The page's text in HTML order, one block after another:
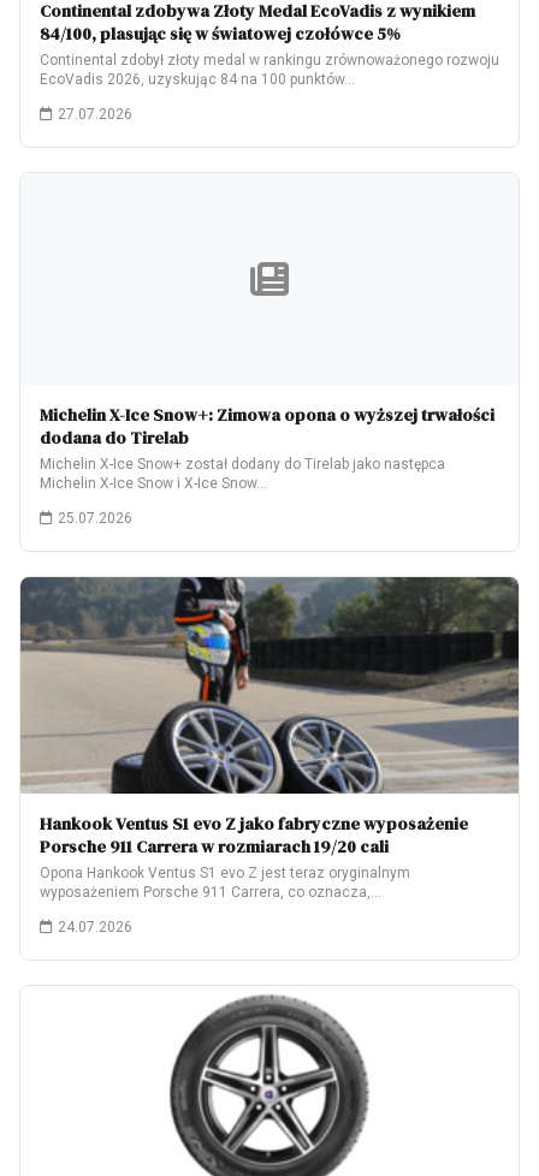
Continental zdobywa Złoty Medal EcoVadis z wynikiem
84/100, plasując się w światowej czołówce 5%
Continental zdobył złoty medal w rankingu zrównoważonego rozwoju
EcoVadis 2026, uzyskując 84 na 100 punktów…
27.07.2026
Michelin X-Ice Snow+: Zimowa opona o wyższej trwałości
dodana do Tirelab
Michelin X-Ice Snow+ został dodany do Tirelab jako następca
Michelin X-Ice Snow i X-Ice Snow…
25.07.2026
Hankook Ventus S1 evo Z jako fabryczne wyposażenie
Porsche 911 Carrera w rozmiarach 19/20 cali
Opona Hankook Ventus S1 evo Z jest teraz oryginalnym
wyposażeniem Porsche 911 Carrera, co oznacza,…
24.07.2026